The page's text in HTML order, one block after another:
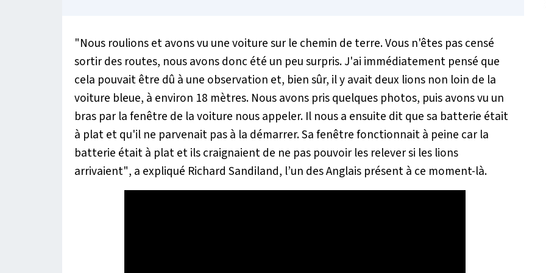
"Nous roulions et avons vu une voiture sur le chemin de terre. Vous n'êtes pas censé
sortir des routes, nous avons donc été un peu surpris. J'ai immédiatement pensé que
cela pouvait être dû à une observation et, bien sûr, il y avait deux lions non loin de la
voiture bleue, à environ 18 mètres. Nous avons pris quelques photos, puis avons vu un
bras par la fenêtre de la voiture nous appeler. Il nous a ensuite dit que sa batterie était
à plat et qu'il ne parvenait pas à la démarrer. Sa fenêtre fonctionnait à peine car la
batterie était à plat et ils craignaient de ne pas pouvoir les relever si les lions
arrivaient", a expliqué Richard Sandiland, l’un des Anglais présent à ce moment-là.